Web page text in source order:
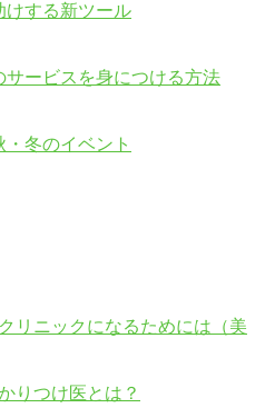
けする新ツール
ービスを身につける方法
冬のイベント
リニックになるためには（美
りつけ医とは？